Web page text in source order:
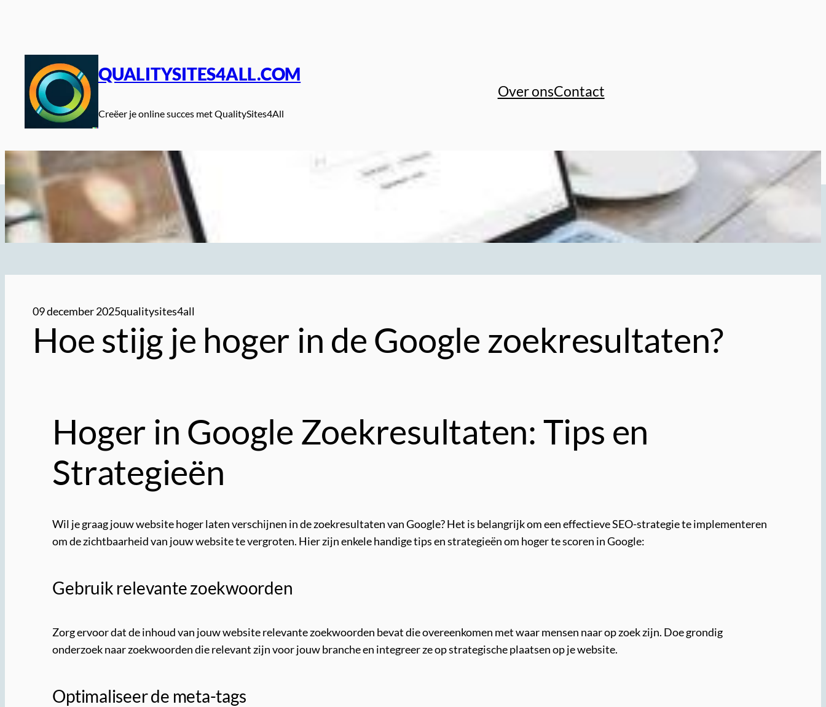
QUALITYSITES4ALL.COM
Creëer je online succes met QualitySites4All
Over onsContact
09 december 2025qualitysites4all
Hoe stijg je hoger in de Google zoekresultaten?
Hoger in Google Zoekresultaten: Tips en
Strategieën
Wil je graag jouw website hoger laten verschijnen in de zoekresultaten van Google? Het is belangrijk om een effectieve SEO-strategie te implementeren
om de zichtbaarheid van jouw website te vergroten. Hier zijn enkele handige tips en strategieën om hoger te scoren in Google:
Gebruik relevante zoekwoorden
Zorg ervoor dat de inhoud van jouw website relevante zoekwoorden bevat die overeenkomen met waar mensen naar op zoek zijn. Doe grondig
onderzoek naar zoekwoorden die relevant zijn voor jouw branche en integreer ze op strategische plaatsen op je website.
Optimaliseer de meta-tags